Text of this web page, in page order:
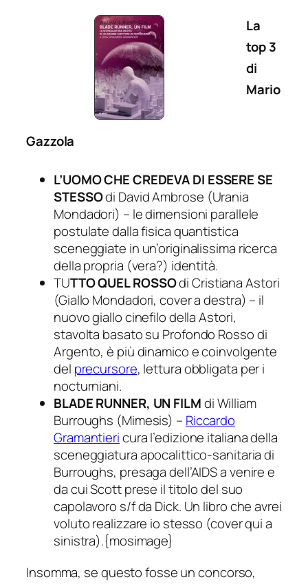
La
top 3
di
Mario
Gazzola
L’UOMO CHE CREDEVA DI ESSERE SE
STESSOdi David Ambrose (Urania
Mondadori) – le dimensioni parallele
postulate dalla fisica quantistica
sceneggiate in un’originalissima ricerca
della propria (vera?) identità.
TUTTO QUEL ROSSOdi Cristiana Astori
(Giallo Mondadori, cover a destra) – il
nuovo giallo cinefilo della Astori,
stavolta basato su Profondo Rossodi
Argento, è più dinamico e coinvolgente
del precursore, lettura obbligata per i
nocturniani.
BLADE RUNNER, UN FILMdi William
Burroughs (Mimesis) – Riccardo
Gramantiericura l’edizione italiana della
sceneggiatura apocalittico-sanitaria di
Burroughs, presaga dell’AIDS a venire e
da cui Scott prese il titolo del suo
capolavoro s/f da Dick. Un libro che avrei
voluto realizzare io stesso (cover qui a
sinistra).{mosimage}
Insomma, se questo fosse un concorso,